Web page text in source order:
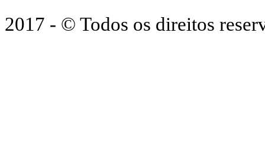
2017 - © Todos os direitos